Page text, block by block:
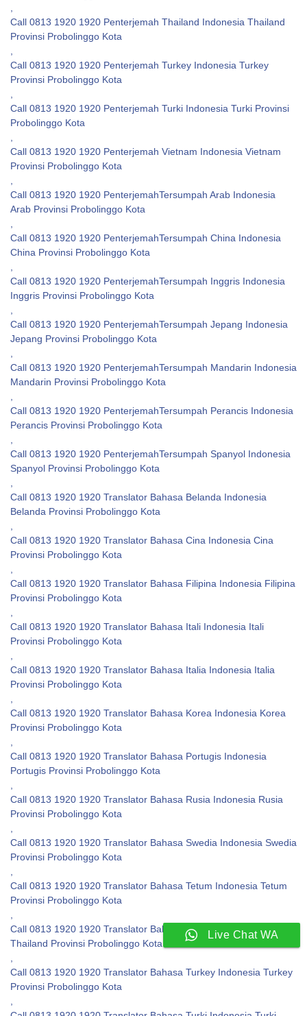
,
Call 0813 1920 1920 Penterjemah Thailand Indonesia Thailand
Provinsi Probolinggo Kota
,
Call 0813 1920 1920 Penterjemah Turkey Indonesia Turkey
Provinsi Probolinggo Kota
,
Call 0813 1920 1920 Penterjemah Turki Indonesia Turki Provinsi
Probolinggo Kota
,
Call 0813 1920 1920 Penterjemah Vietnam Indonesia Vietnam
Provinsi Probolinggo Kota
,
Call 0813 1920 1920 PenterjemahTersumpah Arab Indonesia
Arab Provinsi Probolinggo Kota
,
Call 0813 1920 1920 PenterjemahTersumpah China Indonesia
China Provinsi Probolinggo Kota
,
Call 0813 1920 1920 PenterjemahTersumpah Inggris Indonesia
Inggris Provinsi Probolinggo Kota
,
Call 0813 1920 1920 PenterjemahTersumpah Jepang Indonesia
Jepang Provinsi Probolinggo Kota
,
Call 0813 1920 1920 PenterjemahTersumpah Mandarin Indonesia
Mandarin Provinsi Probolinggo Kota
,
Call 0813 1920 1920 PenterjemahTersumpah Perancis Indonesia
Perancis Provinsi Probolinggo Kota
,
Call 0813 1920 1920 PenterjemahTersumpah Spanyol Indonesia
Spanyol Provinsi Probolinggo Kota
,
Call 0813 1920 1920 Translator Bahasa Belanda Indonesia
Belanda Provinsi Probolinggo Kota
,
Call 0813 1920 1920 Translator Bahasa Cina Indonesia Cina
Provinsi Probolinggo Kota
,
Call 0813 1920 1920 Translator Bahasa Filipina Indonesia Filipina
Provinsi Probolinggo Kota
,
Call 0813 1920 1920 Translator Bahasa Itali Indonesia Itali
Provinsi Probolinggo Kota
,
Call 0813 1920 1920 Translator Bahasa Italia Indonesia Italia
Provinsi Probolinggo Kota
,
Call 0813 1920 1920 Translator Bahasa Korea Indonesia Korea
Provinsi Probolinggo Kota
,
Call 0813 1920 1920 Translator Bahasa Portugis Indonesia
Portugis Provinsi Probolinggo Kota
,
Call 0813 1920 1920 Translator Bahasa Rusia Indonesia Rusia
Provinsi Probolinggo Kota
,
Call 0813 1920 1920 Translator Bahasa Swedia Indonesia Swedia
Provinsi Probolinggo Kota
,
Call 0813 1920 1920 Translator Bahasa Tetum Indonesia Tetum
Provinsi Probolinggo Kota
,
Call 0813 1920 1920 Translator Bahasa Thailand Indonesia
Thailand Provinsi Probolinggo Kota
,
Call 0813 1920 1920 Translator Bahasa Turkey Indonesia Turkey
Provinsi Probolinggo Kota
,
Live Chat WA